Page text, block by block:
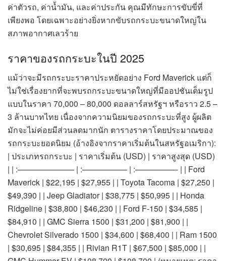
ค่าตัวรถ, ค่าน้ำมัน, และค่าประกัน คุณมีทักษะการขับขี่ที่
เพียงพอ โดยเฉพาะอย่างยิ่งหากขับรถกระบะขนาดใหญ่ใน
สภาพอากาศเลวร้าย
ราคาของรถกระบะในปี 2025
แม้ว่าจะมีรถกระบะราคาประหยัดอย่าง Ford Maverick แต่ก็
ไม่ใช่เรื่องยากที่จะพบรถกระบะขนาดใหญ่ที่มีออปชันเต็มรูป
แบบในราคา 70,000 – 80,000 ดอลลาร์สหรัฐฯ หรือราว 2.5 –
3 ล้านบาทไทย เนื่องจากความนิยมของรถกระบะที่สูง ผู้ผลิต
มักจะไม่ค่อยมีส่วนลดมากนัก ตารางราคาโดยประมาณของ
รถกระบะยอดนิยม (อ้างอิงจากราคาเริ่มต้นในสหรัฐอเมริกา):
| ประเภทรถกระบะ | ราคาเริ่มต้น (USD) | ราคาสูงสุด (USD)
| | :——————— | :—————– | :—————- | | Ford
Maverick | $22,195 | $27,955 | | Toyota Tacoma | $27,250 |
$49,390 | | Jeep Gladiator | $38,775 | $50,995 | | Honda
Ridgeline | $38,800 | $46,230 | | Ford F-150 | $34,585 |
$84,910 | | GMC Sierra 1500 | $31,200 | $81,900 | |
Chevrolet Silverado 1500 | $34,600 | $68,400 | | Ram 1500
| $30,695 | $84,355 | | Rivian R1T | $67,500 | $85,000 | |